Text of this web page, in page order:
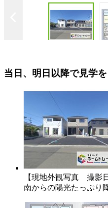
当日、明日以降で見学
【現地外観写真 撮影日
南からの陽光た